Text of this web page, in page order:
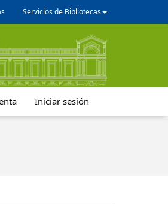
Servicios de Bibliotecas
Iniciar sesión